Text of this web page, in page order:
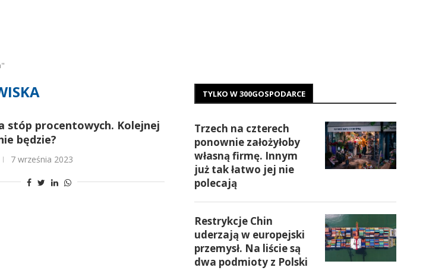
stóp procentowych. Kolejnej
będzie?
7 września 2023
TYLKO W 300GOSPODARCE
Trzech na czterech
ponownie założyłoby
własną firmę. Innym
już tak łatwo jej nie
polecają
Restrykcje Chin
uderzają w europejski
przemysł. Na liście są
dwa podmioty z Polski